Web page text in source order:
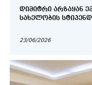
ᲓᲘᲛᲘᲢᲠᲘ ᲐᲠᲖᲐᲧᲐᲜ
ᲡᲐᲮᲔᲚᲝᲑᲘᲡ
23/06/2026